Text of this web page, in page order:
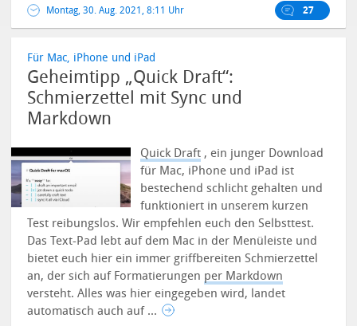
Montag, 30. Aug. 2021, 8:11 Uhr 27
Für Mac, iPhone und iPad
Geheimtipp „Quick Draft“:
Schmierzettel mit Sync und
Markdown
Quick Draft , ein junger Download
für Mac, iPhone und iPad ist
bestechend schlicht gehalten und
funktioniert in unserem kurzen
Test reibungslos. Wir empfehlen euch den Selbsttest.
Das Text-Pad lebt auf dem Mac in der Menüleiste und
bietet euch hier ein immer griffbereiten Schmierzettel
an, der sich auf Formatierungen per Markdown
versteht. Alles was hier eingegeben wird, landet
automatisch auch auf ...